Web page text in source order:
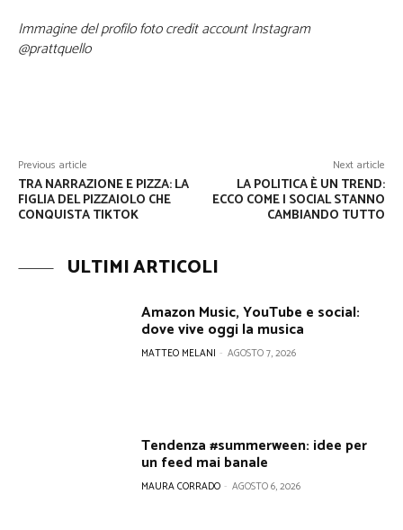
Immagine del profilo foto credit account Instagram
@prattquello
Previous article
TRA NARRAZIONE E PIZZA: LA
FIGLIA DEL PIZZAIOLO CHE
CONQUISTA TIKTOK
Next article
LA POLITICA È UN TREND:
ECCO COME I SOCIAL STANNO
CAMBIANDO TUTTO
ULTIMI ARTICOLI
Amazon Music, YouTube e social:
dove vive oggi la musica
MATTEO MELANI - AGOSTO 7, 2026
Tendenza #summerween: idee per
un feed mai banale
MAURA CORRADO - AGOSTO 6, 2026